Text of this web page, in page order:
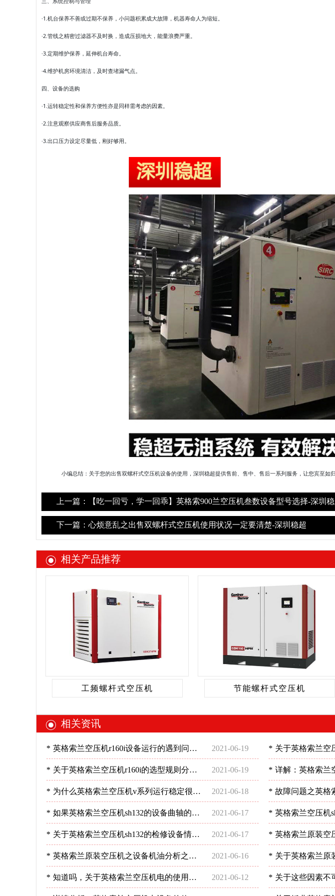
·1.机台保养不善或过期不保养，小问题积累成大故障，机器寿命人为缩短。
·2.管线之精密过滤器不及时换，造成压损地大，能量浪费严重。
·3.定期维护保养，延伸机台寿命。
·4.维护机房环境清洁，及时查堵漏气点。
四、设备的选购
·1.运转稳定性和保养方便性亦是同样需考虑的因素。
·2.注意观察供应商售后服务品质。
·3.出口压力设定尽量低，刚好够用。
小编总结：关于您的出售双螺杆式空压机设备的使用， 深圳稳超提供售前、售中、售后一系列服务，让您宾至如归
上一篇：【吃一回亏，学一回乖】英格索900兰空压机叁数设备型号选择-深圳
下一篇：心烦意乱之出售双螺杆式空压机使用状况一定要清楚-深圳稳超
相关产品推荐
工频螺杆式空压机 节能螺杆式空压机
相关资讯
* 英格索兰空压机r160i设备运行的遇到问题
不慌不忙才对！-深圳稳超
2021-06-19 * 关于英格索兰空
象如何处理好？
* 关于英格索兰空压机r160i的选型规则分
析！-深圳稳超
2021-06-19 * 详解：英格索兰
深圳稳超
* 为什么英格索兰空压机v系列运行稳定很重
要?-深圳稳超
2021-06-18 * 故障问题之英格
分析-深圳稳超
* 如果英格索兰空压机sh132的设备曲轴的检
修是怎样的呢?-深圳稳超
2021-06-17 * 英格索兰空压机
样解决-深圳稳超
* 关于英格索兰空压机sh132的检修设备情况
分析-深圳稳超
2021-06-17 * 英格索兰原装空
深圳稳超
* 英格索兰原装空压机之设备机油分析之使
用情况-深圳稳超
2021-06-16 * 关于英格索兰原
深圳稳超
* 知道吗，关于英格索兰空压机电的使用要 2021-06-12 * 关于这些因素不